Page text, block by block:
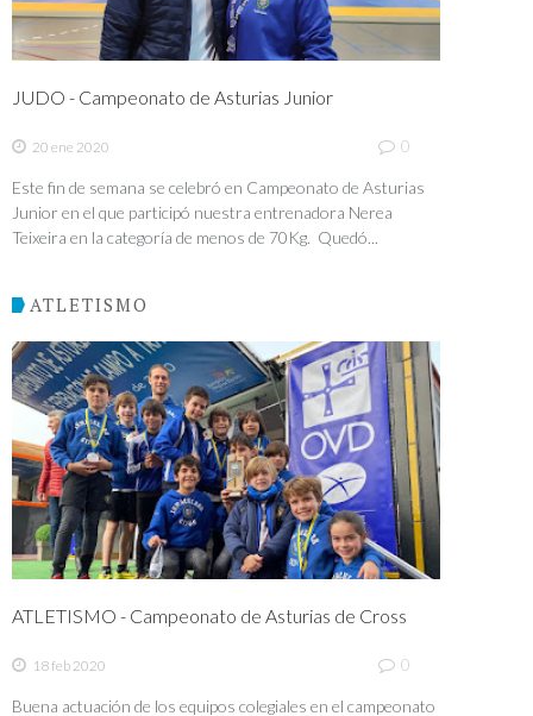
JUDO - Campeonato de Asturias Junior
20 ene 2020 0
Este fin de semana se celebró en Campeonato de Asturias
Junior en el que participó nuestra entrenadora Nerea
Teixeira en la categoría de menos de 70Kg. Quedó...
ATLETISMO
ATLETISMO - Campeonato de Asturias de Cross
18 feb 2020 0
Buena actuación de los equipos colegiales en el campeonato